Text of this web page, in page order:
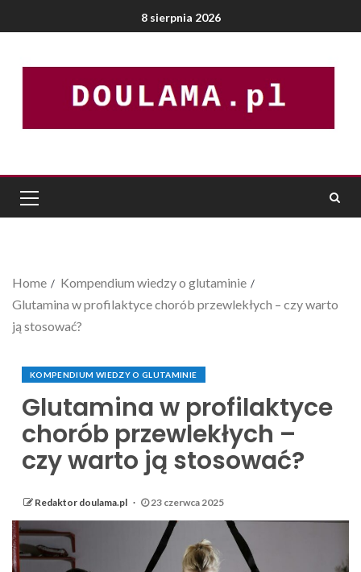
8 sierpnia 2026
Home
Kompendium wiedzy o glutaminie
Glutamina w profilaktyce chorób przewlekłych – czy warto
ją stosować?
KOMPENDIUM WIEDZY O GLUTAMINIE
Glutamina w profilaktyce
chorób przewlekłych –
czy warto ją stosować?
Redaktor doulama.pl 23 czerwca 2025